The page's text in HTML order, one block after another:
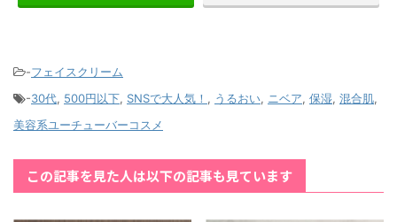
-フェイスクリーム
-30代, 500円以下, SNSで大人気！ , うるおい, ニベア, 保湿, 混合肌,
美容系ユーチューバーコスメ
この記事を見た人は以下の記事も見ています